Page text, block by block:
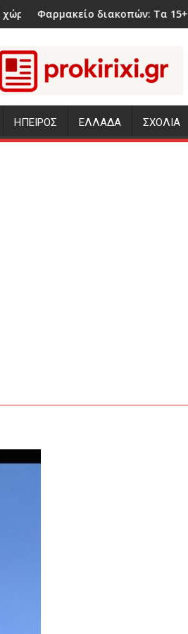
Κιέβου – Όλο το παρασκήνιο
διακοπών: Τα 15+1 απαραίτητα
ΗΠΕΙΡΟΣ ΕΛΛΑΔΑ ΣΧΟΛΙΑ